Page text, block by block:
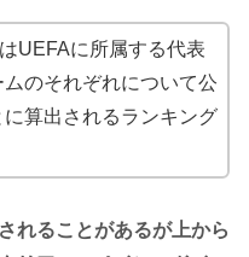
UEFAに所属する代表
のそれぞれについて公
算出されるランキング
れることがあるが上から